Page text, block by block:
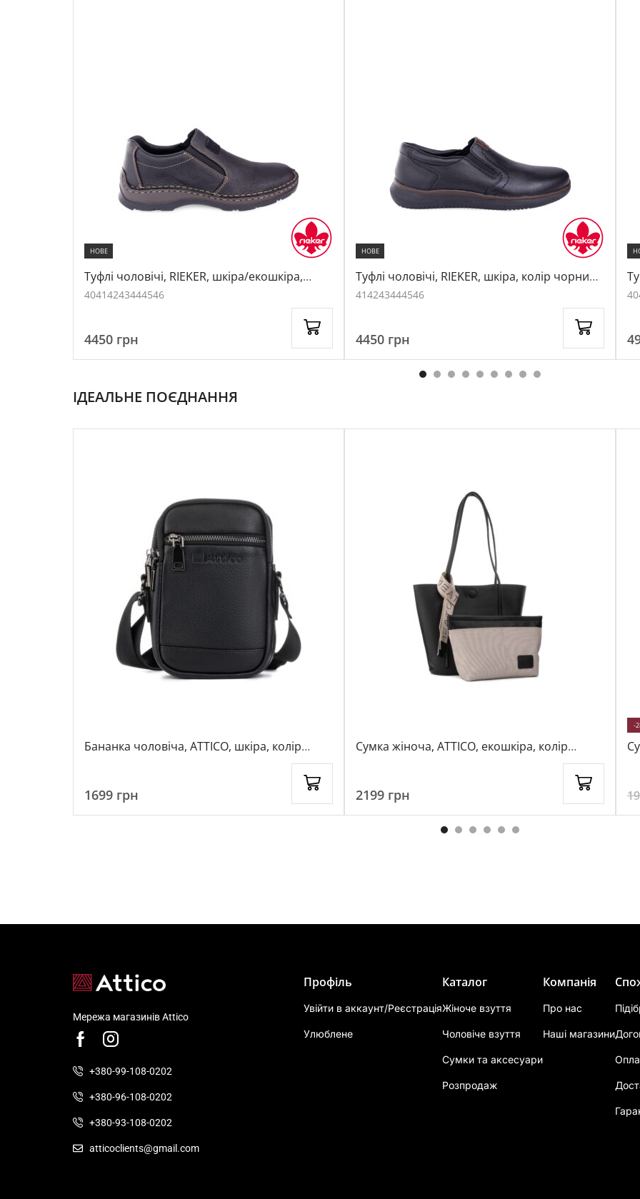
НОВЕ
Туфлі чоловічі, RIEKER, шкіра/екошкіра,
колір чорний, 1054814
40414243444546
4450 грн
НОВЕ
Туфлі чоловічі, RIEKER, шкіра, колір чорний,
1067291
414243444546
4450 грн
40
ІДЕАЛЬНЕ ПОЄДНАННЯ
Бананка чоловіча, ATTICO, шкіра, колір
1699 грн
Сумка жіноча, ATTICO, екошкіра, колір
2199 грн
-
Мережа магазинів Attico
+380-99-108-0202
+380-96-108-0202
+380-93-108-0202
atticoclients@gmail.com
Профіль
Увійти в аккаунт/Реєстрація
Улюблене
Каталог
Жіноче взуття
Чоловіче взуття
Сумки та аксесуари
Розпродаж
Компанія
Про нас
Наші магазини